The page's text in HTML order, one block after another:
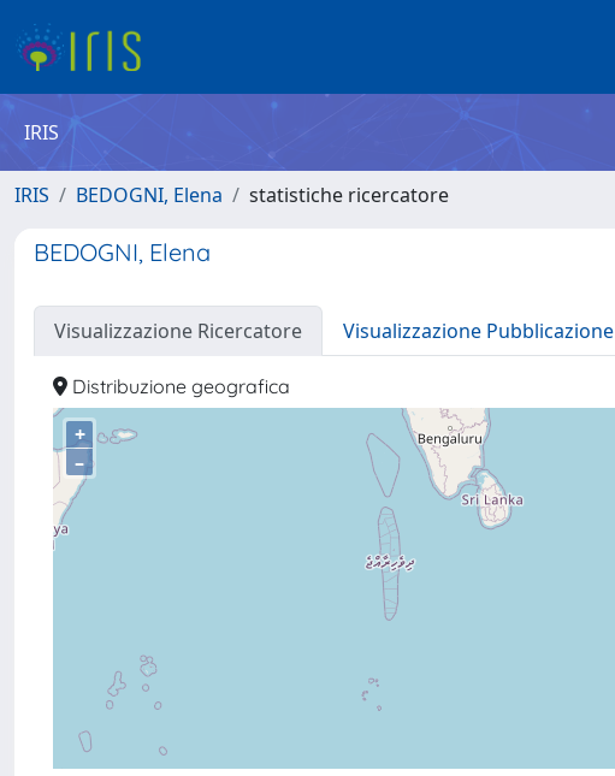
IRIS
IRIS BEDOGNI, Elena statistiche ricercatore
BEDOGNI, Elena
Visualizzazione Ricercatore Visualizzazione Pubblicazione
Distribuzione geografica
+
–